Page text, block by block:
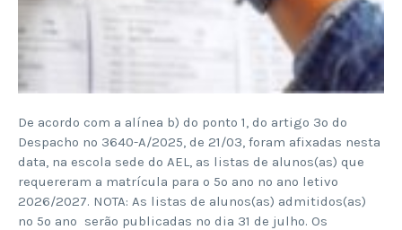
De acordo com a alínea b) do ponto 1, do artigo 3º do
Despacho nº 3640-A/2025, de 21/03, foram afixadas nesta
data, na escola sede do AEL, as listas de alunos(as) que
requereram a matrícula para o 5º ano no ano letivo
2026/2027. NOTA: As listas de alunos(as) admitidos(as)
no 5º ano serão publicadas no dia 31 de julho. Os